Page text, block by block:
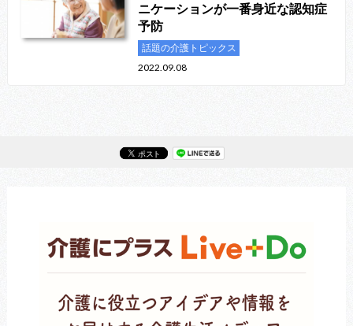
ニケーションが一番身近な認知症
予防
話題の介護トピックス
2022.09.08